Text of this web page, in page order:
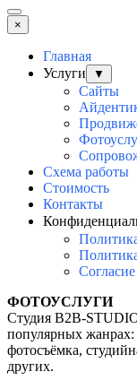
×
Главная
Услуги
▼
Сайты
Схема работы
Стоимость
Контакты
ФОТОУСЛУГИ
Студия B2B-
популярных жанрах:
фотосъёмка,
других.